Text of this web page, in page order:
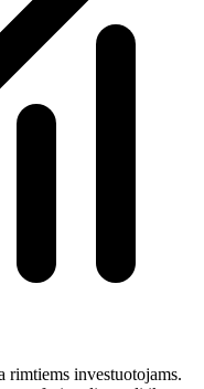
rimtiems investuotojams.